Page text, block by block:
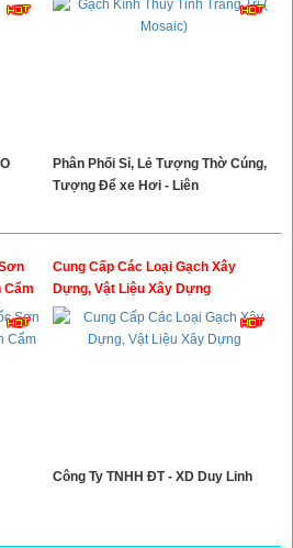
Phân Phối Sỉ, Lẻ Tượng Thờ Cúng,
Tượng Để xe Hơi - Liên
Cẩm
Cung Cấp Các Loại Gạch Xây
Dựng, Vật Liệu Xây Dựng
Công Ty TNHH ĐT - XD Duy Linh